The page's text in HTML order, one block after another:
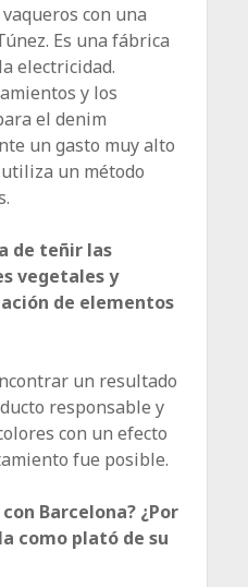
con una
Es una fábrica
electricidad.
y los
el denim
un gasto muy alto
un método
de teñir las
vegetales y
de elementos
un resultado
responsable y
con un efecto
fue posible.
Barcelona? ¿Por
como plató de su